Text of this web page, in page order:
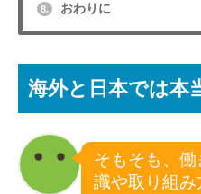
8. おわりに
海外と日本では本
そもそも、
識や取り組